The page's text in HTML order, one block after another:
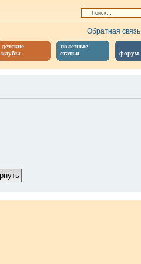
детские
клубы
полезные
статьи
форум
Обратная связь